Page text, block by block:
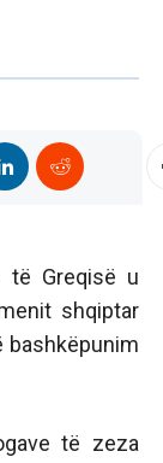
të Greqisë u
shqiptar
bashkëpunim
të zeza